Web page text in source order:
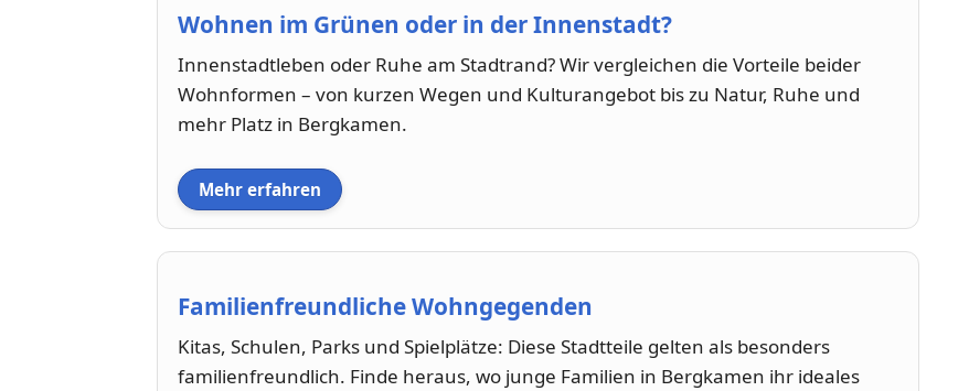
Wohnen im Grünen oder in der Innenstadt?
Innenstadtleben oder Ruhe am Stadtrand? Wir vergleichen die Vorteile beider
Wohnformen – von kurzen Wegen und Kulturangebot bis zu Natur, Ruhe und
mehr Platz in Bergkamen.
Mehr erfahren
Familienfreundliche Wohngegenden
Kitas, Schulen, Parks und Spielplätze: Diese Stadtteile gelten als besonders
familienfreundlich. Finde heraus, wo junge Familien in Bergkamen ihr ideales